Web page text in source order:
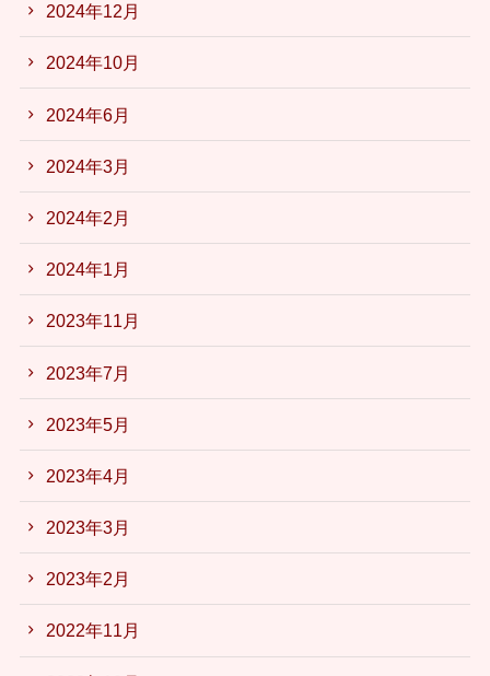
2024年12月
2024年10月
2024年6月
2024年3月
2024年2月
2024年1月
2023年11月
2023年7月
2023年5月
2023年4月
2023年3月
2023年2月
2022年11月